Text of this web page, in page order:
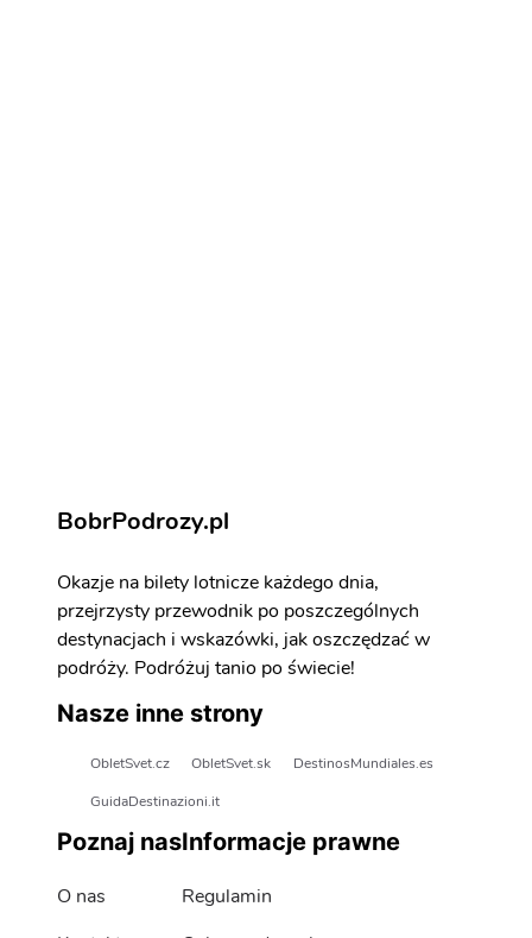
BobrPodrozy.pl
Okazje na bilety lotnicze każdego dnia,
przejrzysty przewodnik po poszczególnych
destynacjach i wskazówki, jak oszczędzać w
podróży. Podróżuj tanio po świecie!
Nasze inne strony
ObletSvet.cz ObletSvet.sk
DestinosMundiales.es
GuidaDestinazioni.it
Poznaj nas
O nas
Informacje prawne
Regulamin